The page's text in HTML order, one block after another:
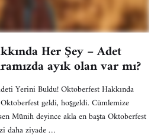
Her Şey – Adet
ayık olan var mı?
Yerini Buldu! Oktoberfest Hakkında
geldi, hoşgeldi. Cümlemize
Münih deyince akla en başta Oktoberfest
daha ziyade …